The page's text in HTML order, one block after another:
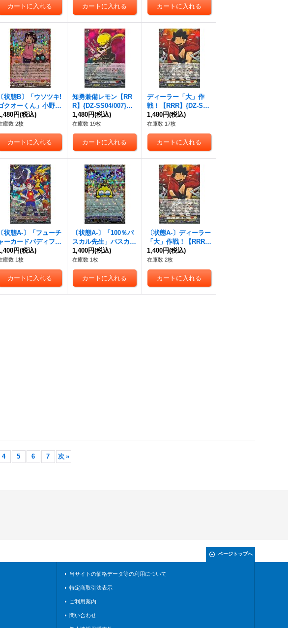
〔状態B〕「ウソツキ!
クオーくん」小野天
【CR】{DZ-SS04/C
《コロコロケテ
サンクチュアリ》
円(税込)
庫数 2枚
知勇兼備レモン【RR
R】{DZ-SS04/007}
《コロコロダークステ
イツ》
1,480円(税込)
在庫数 19枚
ディーラー「大」作
戦！【RRR】{DZ-SS0
4/015}《コロコロケテ
ルサンクチュアリ》
1,480円(税込)
在庫数 17枚
〔状態A-〕「フューチ
ーカードバディファ
ト」牙王&ドラム
GCR】{DZ-SS04/G
《ドラゴンエン
パイア》
円(税込)
庫数 1枚
〔状態A-〕「100％パ
スカル先生」パスカル
先生【GCR】{DZ-SS0
4/GCR04}《ダークス
テイツ》
1,400円(税込)
在庫数 1枚
〔状態A-〕ディーラー
「大」作戦！【RRR】
{DZ-SS04/015}《コロ
コロケテルサンクチュ
アリ》
1,400円(税込)
在庫数 2枚
4 5 6 7 次 »
ページトップへ
当サイトの価格データ等の利用について
特定商取引法表示
ご利用案内
問い合わせ